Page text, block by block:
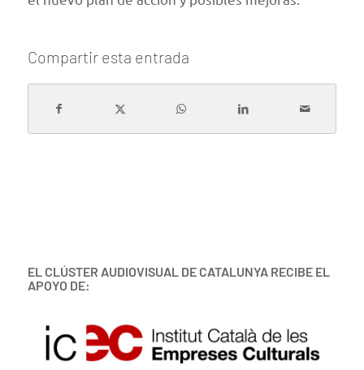
Compartir esta entrada
EL CLÚSTER AUDIOVISUAL DE CATALUNYA RECIBE EL
APOYO DE: